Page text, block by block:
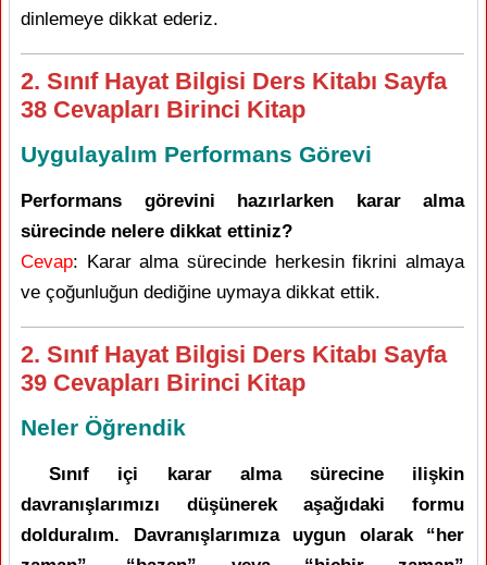
dinlemeye dikkat ederiz.
2. Sınıf Hayat Bilgisi Ders Kitabı Sayfa
38 Cevapları Birinci Kitap
Uygulayalım Performans Görevi
Performans görevini hazırlarken karar alma
sürecinde nelere dikkat ettiniz?
Cevap: Karar alma sürecinde herkesin fikrini almaya
ve çoğunluğun dediğine uymaya dikkat ettik.
2. Sınıf Hayat Bilgisi Ders Kitabı Sayfa
39 Cevapları Birinci Kitap
Neler Öğrendik
Sınıf içi karar alma sürecine ilişkin
davranışlarımızı düşünerek aşağıdaki formu
dolduralım. Davranışlarımıza uygun olarak “her